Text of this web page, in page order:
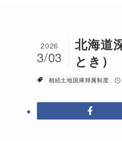
北海道
とき）
2026
3/03
相続土地国庫帰属制度